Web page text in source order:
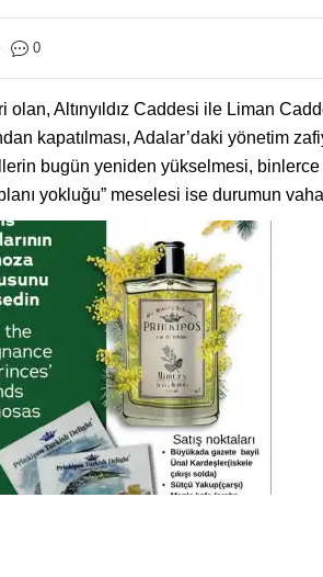
0
olan, Altınyıldız Caddesi ile Liman
kapatılması, Adalar’daki yönetim
bugün yeniden yükselmesi, binlerce
yokluğu” meselesi ise durumun